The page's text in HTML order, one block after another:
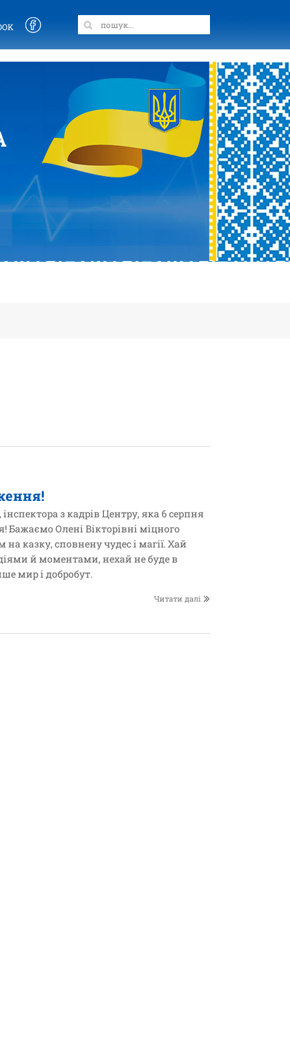
з кадрів Центру, яка 6 серпня
Бажаємо Олені Вікторівні міцного
казку, сповнену чудес і магії. Хай
й моментами, нехай не буде в
мир і добробут.
Читати далі